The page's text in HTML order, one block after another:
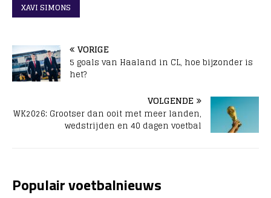
XAVI SIMONS
VORIGE
5 goals van Haaland in CL, hoe bijzonder is
het?
VOLGENDE
WK2026: Grootser dan ooit met meer landen,
wedstrijden en 40 dagen voetbal
Populair voetbalnieuws